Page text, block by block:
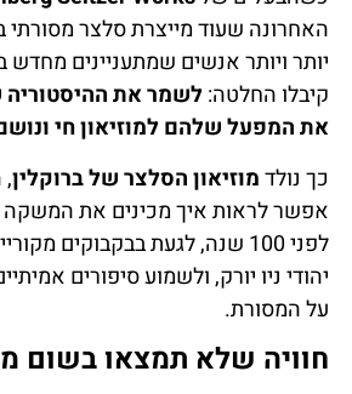
האחרונה שעוד מייצרת סלצר מסורתי
יותר ויותר אנשים שמתעניינים
קיבלו החלטה:לשמר את
את המפעל שלהם למוזיאון חי
כך נולדמוזיאון הסלצר של ברוקלין,
אפשר לראות איך מכינים את המשקה
לפני 100 שנה, לגעת בבקבוקים
יהודי ניו יורק, ולשמוע סיפורים
על המסורת.
חוויה שלא תמצאו בשום